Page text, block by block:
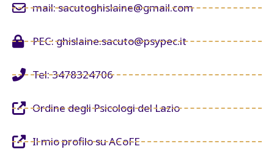
mail: sacutoghislaine@gmail.com
PEC: ghislaine.sacuto@psypec.it
Tel: 3478324706
Ordine degli Psicologi del Lazio
Il mio profilo su ACoFE